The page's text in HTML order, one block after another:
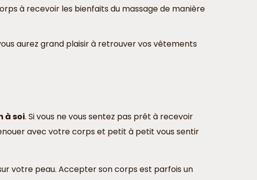
à recevoir les bienfaits du massage de manière
aurez grand plaisir à retrouver vos vêtements
à soi. Si vous ne vous sentez pas prêt à recevoir
avec votre corps et petit à petit vous sentir
votre peau. Accepter son corps est parfois un